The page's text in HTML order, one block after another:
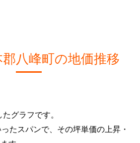
八峰町の地価推移
グラフです。
たスパンで、その坪単価の上昇・